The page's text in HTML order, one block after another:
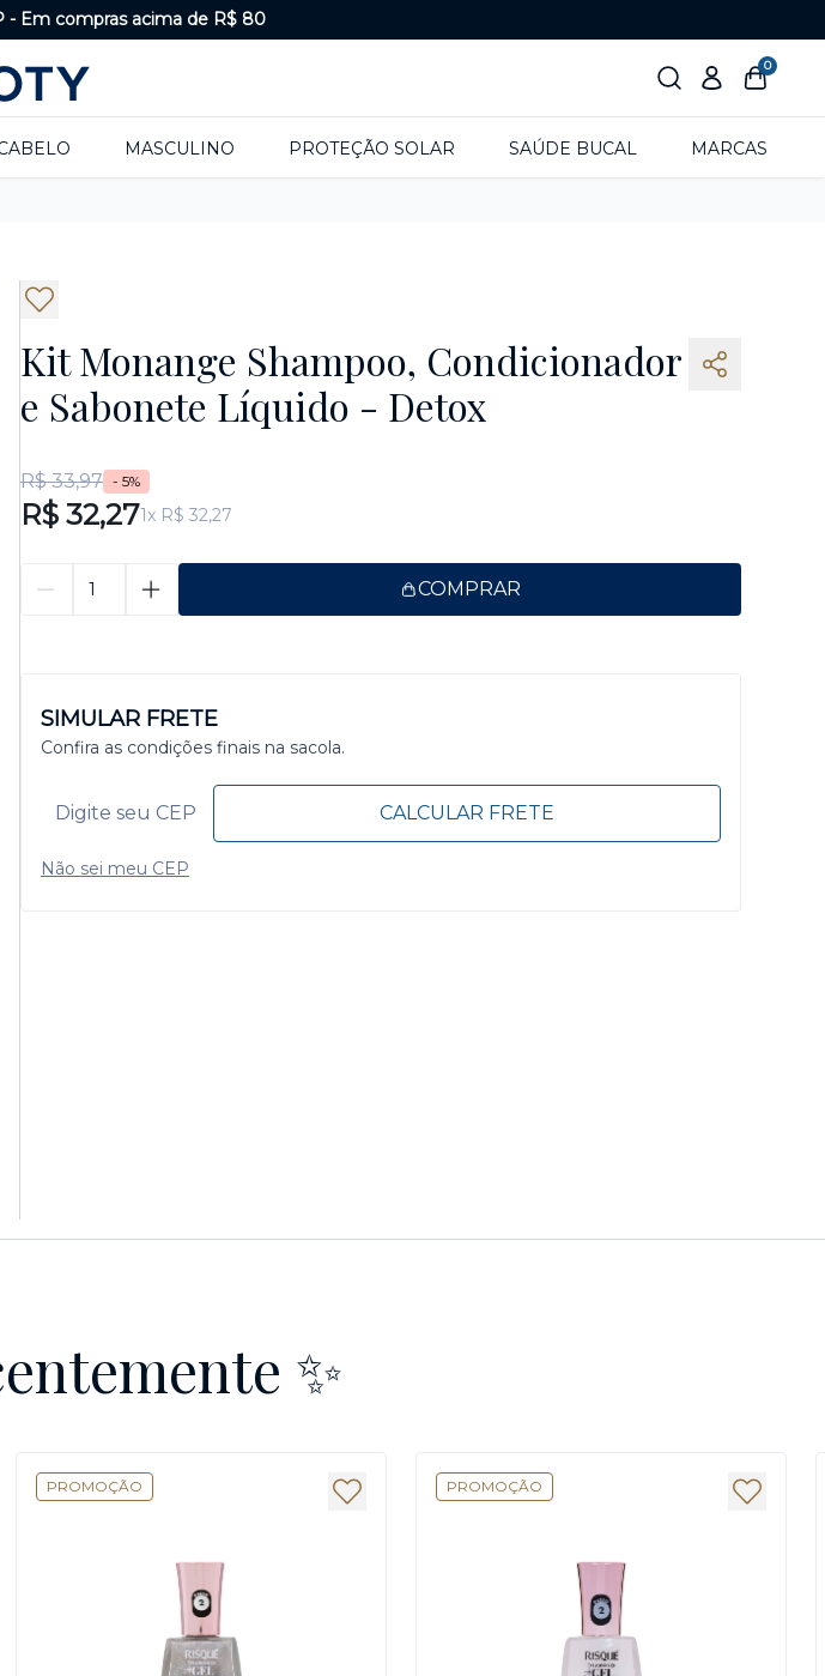
- Em compras acima de R$ 80
0
MASCULINO PROTEÇÃO SOLAR SAÚDE BUCAL MARCAS
Kit Monange Shampoo, Condicionador
e Sabonete Líquido - Detox
R$ 33,97 - 5%
R$ 32,271x R$ 32,27
COMPRAR
SIMULAR FRETE
Confira as condições finais na sacola.
CALCULAR FRETE
Não sei meu CEP
✨
PROMOÇÃO PROMOÇÃO